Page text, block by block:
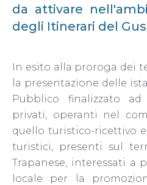
da attivare
degli Itinerari del
In esito alla proroga dei
la presentazione delle
Pubblico finalizzato
privati, operanti nel
quello turistico-ricettivo
turistici, presenti sul
Trapanese, interessati a
locale per la